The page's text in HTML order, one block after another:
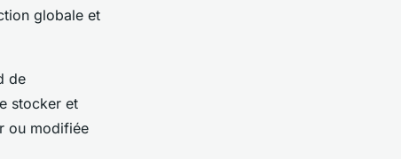
globale et
de
stocker et
ou modifiée